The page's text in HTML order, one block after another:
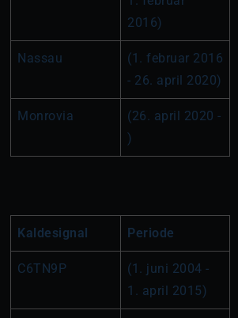
2016)
Nassau
(1. februar 2016
- 26. april 2020)
Monrovia
(26. april 2020 -
)
Kaldesignal Periode
C6TN9P
(1. juni 2004 -
1. april 2015)